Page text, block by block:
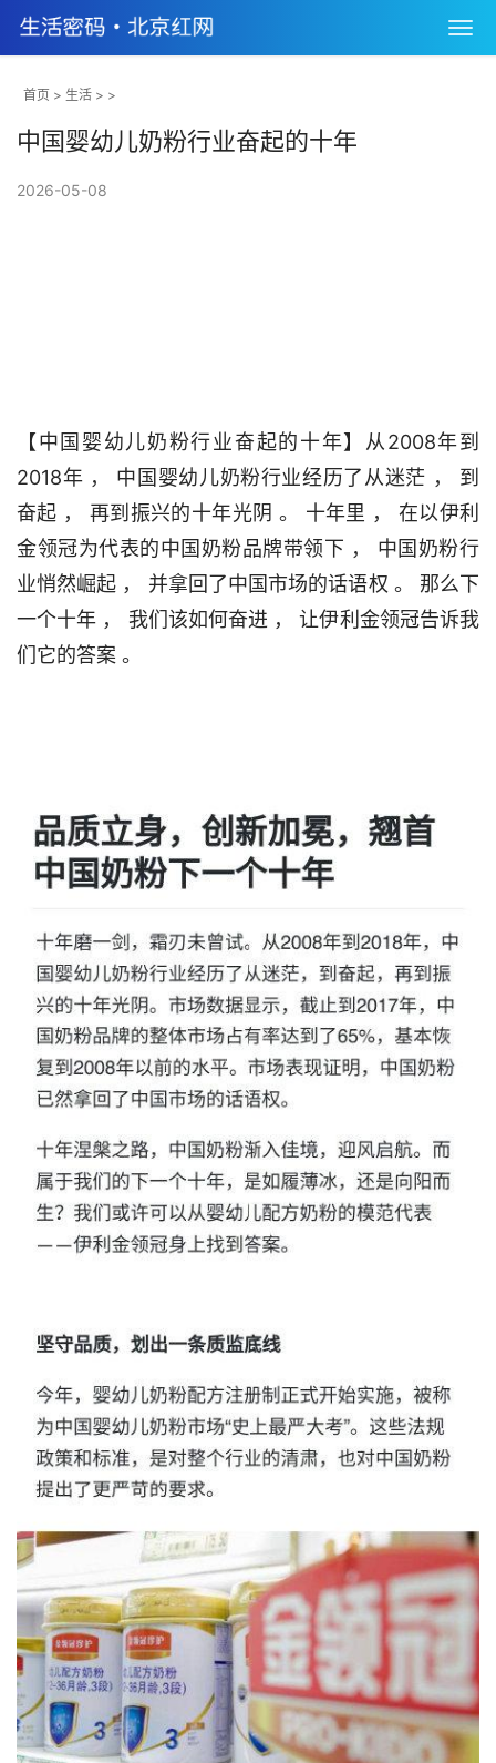
首页 > 生活 > >
中国婴幼儿奶粉行业奋起的十年
2026-05-08
【中国婴幼儿奶粉行业奋起的十年】从2008年到
2018年 ， 中国婴幼儿奶粉行业经历了从迷茫 ， 到
奋起 ， 再到振兴的十年光阴 。 十年里 ， 在以伊利
金领冠为代表的中国奶粉品牌带领下 ， 中国奶粉行
业悄然崛起 ， 并拿回了中国市场的话语权 。 那么下
一个十年 ， 我们该如何奋进 ， 让伊利金领冠告诉我
们它的答案 。